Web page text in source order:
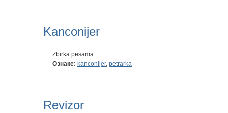
Kanconijer
Zbirka pesama
Ознаке: kanconijer, petrarka
Revizor